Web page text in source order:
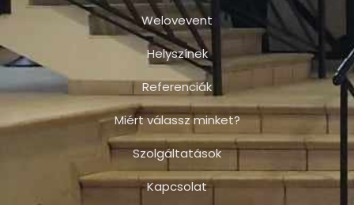
Welovevent
Helyszínek
Referenciák
Miért válassz minket?
Szolgáltatások
Kapcsolat